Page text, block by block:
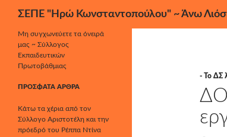
Μετάβαση
περιεχόμενο
ΣΕΠΕ "Ηρώ Κωνσταντοπούλου" ~ Άνω
- Το ΔΣ
Μη συγχωνεύετε τα όνειρά
μας ~ Σύλλογος
Εκπαιδευτικών
Πρωτοβάθμιας
ΠΡΌΣΦΑΤΑ ΆΡΘΡΑ
Κάτω τα χέρια από τον
Σύλλογο Αριστοτέλη και την
πρόεδρό του Ρέππα Ντίνα